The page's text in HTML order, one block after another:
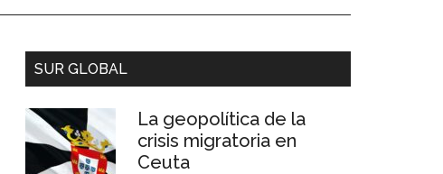
SUR GLOBAL
La geopolítica de la
crisis migratoria en
Ceuta